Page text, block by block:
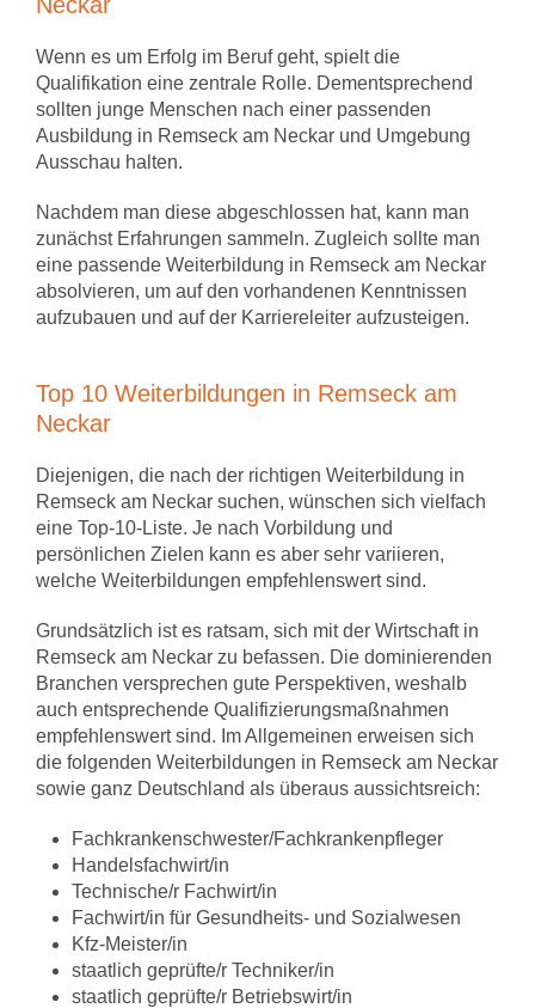
Wenn es um Erfolg im Beruf geht, spielt die
Qualifikation eine zentrale Rolle. Dementsprechend
sollten junge Menschen nach einer passenden
Ausbildung in Remseck am Neckar und Umgebung
Ausschau halten.
Nachdem man diese abgeschlossen hat, kann man
zunächst Erfahrungen sammeln. Zugleich sollte man
eine passende Weiterbildung in Remseck am Neckar
absolvieren, um auf den vorhandenen Kenntnissen
aufzubauen und auf der Karriereleiter aufzusteigen.
Top 10 Weiterbildungen in Remseck am
Neckar
Diejenigen, die nach der richtigen Weiterbildung in
Remseck am Neckar suchen, wünschen sich vielfach
eine Top-10-Liste. Je nach Vorbildung und
persönlichen Zielen kann es aber sehr variieren,
welche Weiterbildungen empfehlenswert sind.
Grundsätzlich ist es ratsam, sich mit der Wirtschaft in
Remseck am Neckar zu befassen. Die dominierenden
Branchen versprechen gute Perspektiven, weshalb
auch entsprechende Qualifizierungsmaßnahmen
empfehlenswert sind. Im Allgemeinen erweisen sich
die folgenden Weiterbildungen in Remseck am Neckar
sowie ganz Deutschland als überaus aussichtsreich:
Fachkrankenschwester/Fachkrankenpfleger
Handelsfachwirt/in
Technische/r Fachwirt/in
Fachwirt/in für Gesundheits- und Sozialwesen
Kfz-Meister/in
staatlich geprüfte/r Techniker/in
staatlich geprüfte/r Betriebswirt/in